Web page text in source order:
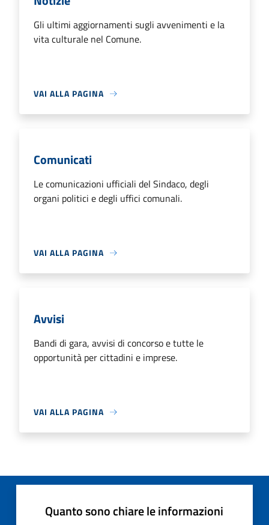
Gli ultimi aggiornamenti sugli avvenimenti e la
vita culturale nel Comune.
VAI ALLA PAGINA
Comunicati
Le comunicazioni ufficiali del Sindaco, degli
organi politici e degli uffici comunali.
VAI ALLA PAGINA
Avvisi
Bandi di gara, avvisi di concorso e tutte le
opportunità per cittadini e imprese.
VAI ALLA PAGINA
Quanto sono chiare le informazioni